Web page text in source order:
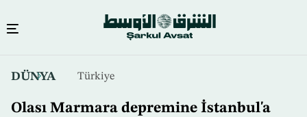
içeriğe
atla
DÜNYA Türkiye
Olası Marmara depremine İstanbul'a